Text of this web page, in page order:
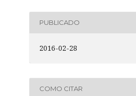
PUBLICADO
2016-02-28
COMO CITAR